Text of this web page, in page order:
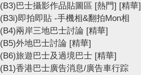
(B3)巴士攝影作品貼圖區 [熱門] [精華]
(B3i)即拍即貼 -手機相&翻拍Mon相
(B4)兩岸三地巴士討論 [精華]
(B5)外地巴士討論 [精華]
(B6)旅遊巴士及過境巴士 [精華]
(B1)香港巴士廣告消息/廣告車行踪